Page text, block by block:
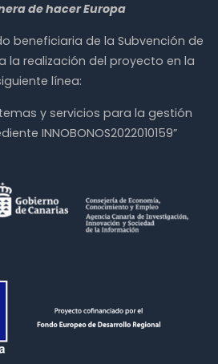
de hacer Europa
beneficiaria de la Subvención de
la realización del proyecto en la
línea:
y servicios para la gestión
INNOBONOS2022010159”